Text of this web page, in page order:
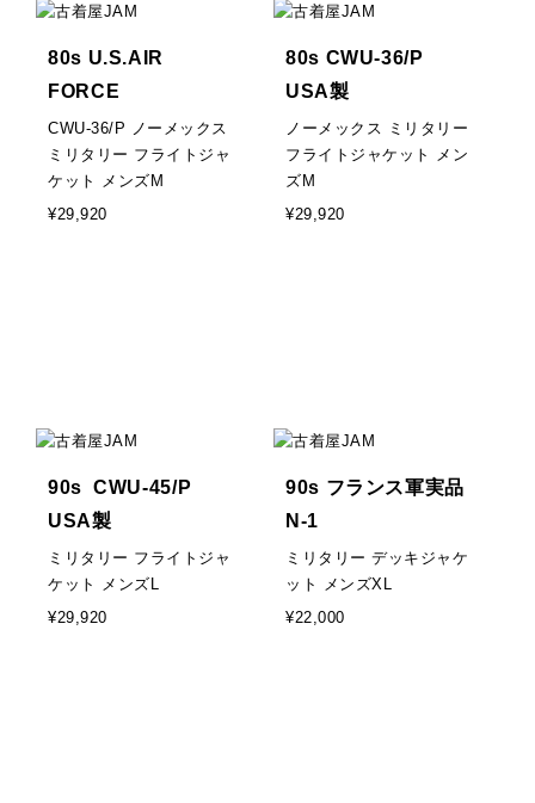
80s U.S.AIR
FORCE
CWU-36/P ノーメックス
ミリタリー フライトジャ
ケット メンズM
¥29,920
80s CWU-36/P
USA製
ノーメックス ミリタリー
フライトジャケット メン
ズM
¥29,920
90s CWU-45/P
USA製
ミリタリー フライトジャ
ケット メンズL
¥29,920
90s フランス軍実品
N-1
ミリタリー デッキジャケ
ット メンズXL
¥22,000